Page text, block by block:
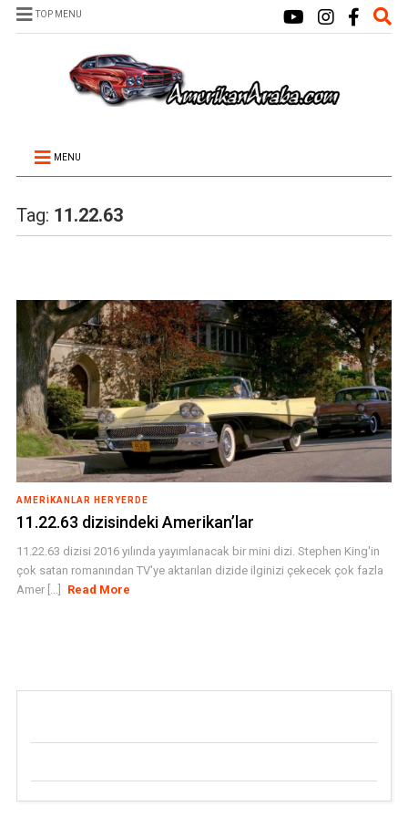
TOP MENU
MENU
Tag: 11.22.63
AMERIKANLAR HERYERDE
11.22.63 dizisindeki Amerikan’lar
11.22.63 dizisi 2016 yılında yayımlanacak bir mini dizi. Stephen King'in
çok satan romanından TV'ye aktarılan dizide ilginizi çekecek çok fazla
Amer [...]
Read More